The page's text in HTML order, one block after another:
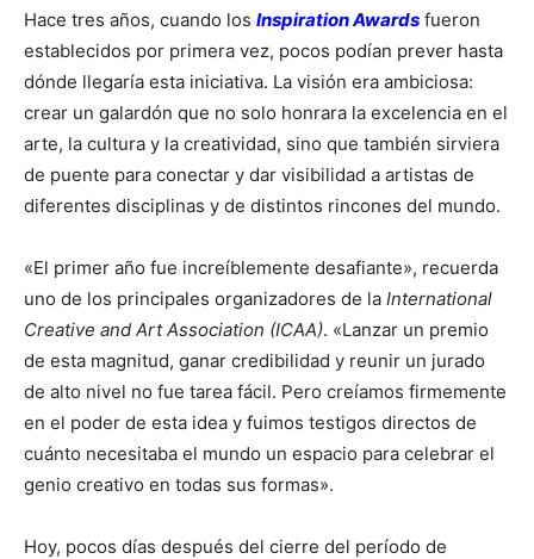
Hace tres años, cuando los Inspiration Awards fueron
establecidos por primera vez, pocos podían prever hasta
dónde llegaría esta iniciativa. La visión era ambiciosa:
crear un galardón que no solo honrara la excelencia en el
arte, la cultura y la creatividad, sino que también sirviera
de puente para conectar y dar visibilidad a artistas de
diferentes disciplinas y de distintos rincones del mundo.
«El primer año fue increíblemente desafiante», recuerda
uno de los principales organizadores de la International
Creative and Art Association (ICAA). «Lanzar un premio
de esta magnitud, ganar credibilidad y reunir un jurado
de alto nivel no fue tarea fácil. Pero creíamos firmemente
en el poder de esta idea y fuimos testigos directos de
cuánto necesitaba el mundo un espacio para celebrar el
genio creativo en todas sus formas».
Hoy, pocos días después del cierre del período de